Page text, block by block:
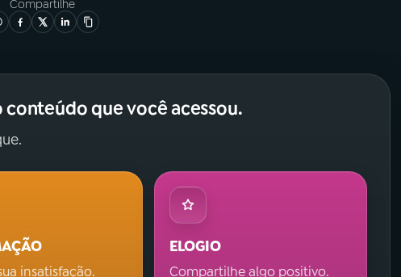
Compartilhe
que você acessou.
insatisfação.
ELOGIO
Compartilhe algo positivo.